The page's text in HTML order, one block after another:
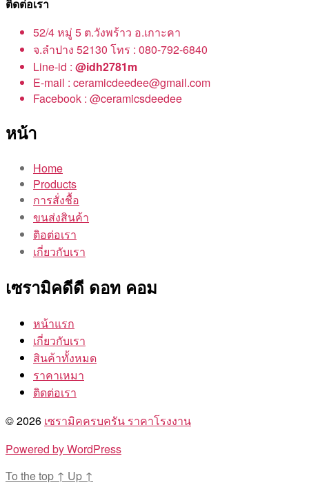
ติดต่อเรา
52/4 หมู่ 5 ต.วังพร้าว อ.เกาะคา
จ.ลำปาง 52130 โทร : 080-792-6840
Line-id : @idh2781m
E-mail : ceramicdeedee@gmail.com
Facebook : @ceramicsdeedee
หน้า
Home
Products
การสั่งชื้อ
ขนส่งสินค้า
ติอต่อเรา
เกี่ยวกับเรา
เซรามิคดีดี ดอท คอม
หน้าแรก
เกี่ยวกับเรา
สินค้าทั้งหมด
ราคาเหมา
ติดต่อเรา
© 2026 เซรามิคครบครัน ราคาโรงงาน
Powered by WordPress
To the top ↑ Up ↑